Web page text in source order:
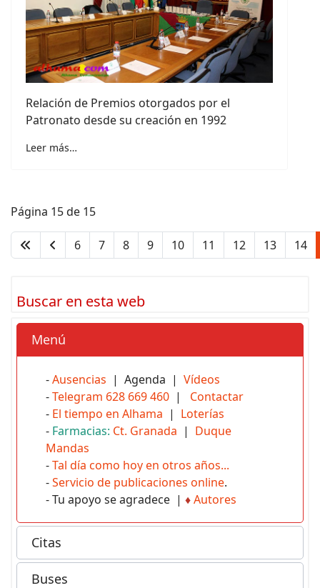
Relación de Premios otorgados por el
Patronato desde su creación en 1992
Leer más…
Página 15 de 15
6 7 8 9 10 11 12 13 14
Buscar en esta web
Menú
-Ausencias | Agenda | Vídeos
-Telegram 628 669 460 | Contactar
- El tiempo en Alhama | Loterías
- Farmacias: Ct. Granada | Duque
Mandas
-Tal día como hoy en otros años...
-Servicio de publicaciones online.
- Tu apoyo se agradece | ♦Autores
Citas
Buses